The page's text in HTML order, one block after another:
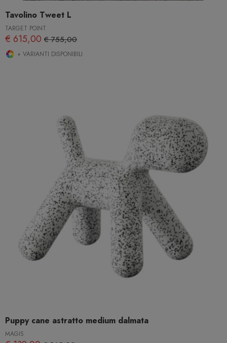
Tavolino Tweet L
TARGET POINT
€ 615,00 € 755,00
+ VARIANTI DISPONIBILI
Puppy cane astratto medium dalmata
MAGIS